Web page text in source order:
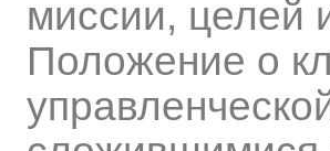
миссии, целей
Положение о